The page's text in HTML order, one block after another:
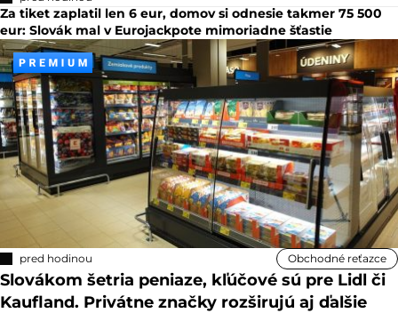
Za tiket zaplatil len 6 eur, domov si odnesie takmer 75 500
eur: Slovák mal v Eurojackpote mimoriadne šťastie
pred hodinou Obchodné reťazce
Slovákom šetria peniaze, kľúčové sú pre Lidl či
Kaufland. Privátne značky rozširujú aj ďalšie